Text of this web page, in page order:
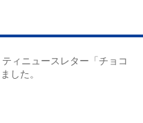
ィニュースレター「チョコ
した。